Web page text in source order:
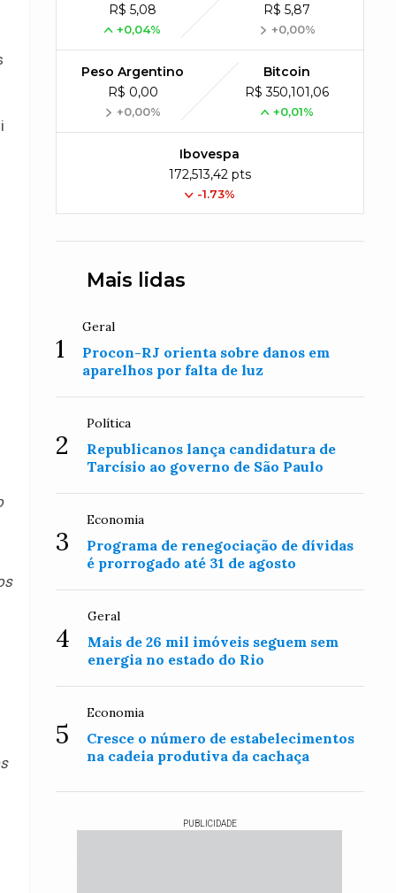
R$ 5,08
+0,04%
R$ 5,87
+0,00%
Peso Argentino
R$ 0,00
+0,00%
Bitcoin
R$ 350,101,06
+0,01%
Ibovespa
172,513,42 pts
-1.73%
Mais lidas
1
Geral
Procon-RJ orienta sobre danos em
aparelhos por falta de luz
2
Política
Republicanos lança candidatura de
Tarcísio ao governo de São Paulo
3
Economia
Programa de renegociação de dívidas
é prorrogado até 31 de agosto
4
Geral
Mais de 26 mil imóveis seguem sem
energia no estado do Rio
5
Economia
Cresce o número de estabelecimentos
na cadeia produtiva da cachaça
PUBLICIDADE